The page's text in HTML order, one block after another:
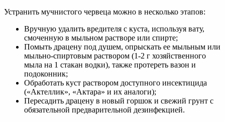
Устранить мучнистого червеца можно в несколько этапов:
Вручную удалить вредителя с куста, используя вату,
смоченную в мыльном растворе или спирте;
Помыть драцену под душем, опрыскать ее мыльным или
мыльно-спиртовым раствором (1-2 г хозяйственного
мыла на 1 стакан водки), также протереть вазон и
подоконник;
Обработать куст раствором доступного инсектицида
(«Актеллик», «Актара» и их аналоги);
Пересадить драцену в новый горшок и свежий грунт с
обязательной предварительной дезинфекцией.